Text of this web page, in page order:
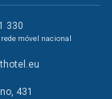
330
rede móvel nacional
431